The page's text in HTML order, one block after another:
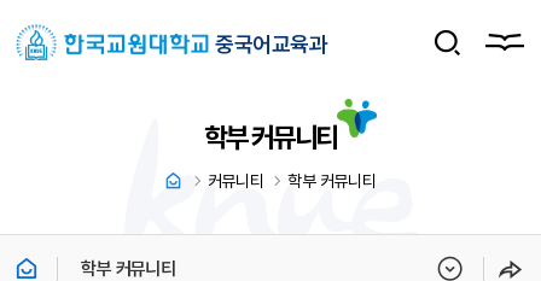
중국어교육과
학부 커뮤니티
커뮤니티 학부 커뮤니티
학부 커뮤니티